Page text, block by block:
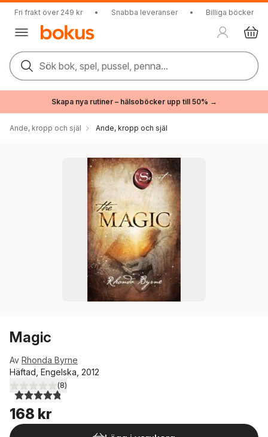
Fri frakt över 249 kr • Snabba leveranser • Billiga böcker
Sök bok, spel, pussel, penna...
Skapa nya rutiner – hälsoböcker upp till 50% →
Ande, kropp och själ Ande, kropp och själ
Magic
Av Rhonda Byrne
Häftad, Engelska, 2012
4,8utav 5 stjärnor. Totalt antal röster:
(8)
168 kr